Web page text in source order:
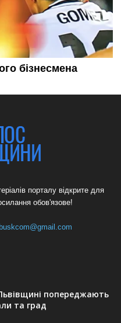
порталу відкрите для
обов'язове!
попереджають
та град